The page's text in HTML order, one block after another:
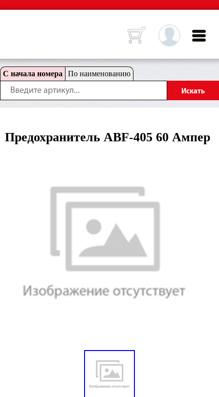
С начала номера По наименованию
Предохранитель ABF-405 60 Ампер